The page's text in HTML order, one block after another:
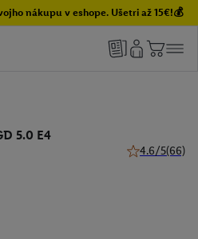
nákupu v eshope. Ušetri až 15€!💰
5.0 E4
4.6/5(66)